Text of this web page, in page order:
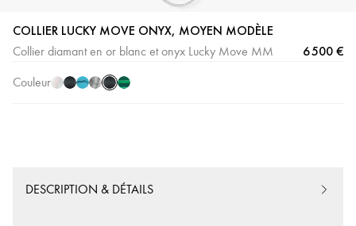
COLLIER LUCKY MOVE ONYX, MOYEN MODÈLE
Collier diamant en or blanc et onyx Lucky Move MM 6 500 €
Couleur
Nacre
blanche
Onyx
Turquoise
Nacre
Or
Blanc
Malachite
DESCRIPTION & DÉTAILS